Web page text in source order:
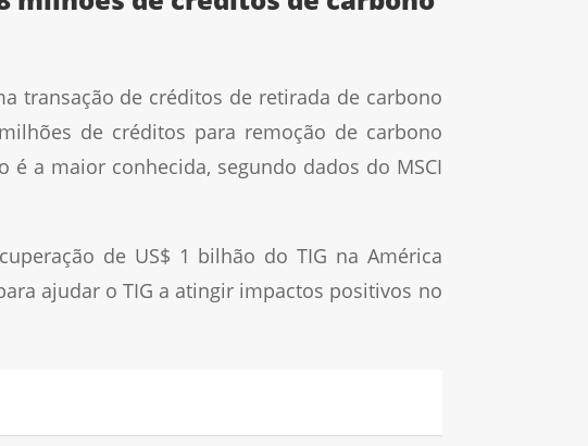
transação de créditos de retirada de carbono
de créditos para remoção de carbono
é a maior conhecida, segundo dados do MSCI
de US$ 1 bilhão do TIG na América
ajudar o TIG a atingir impactos positivos no